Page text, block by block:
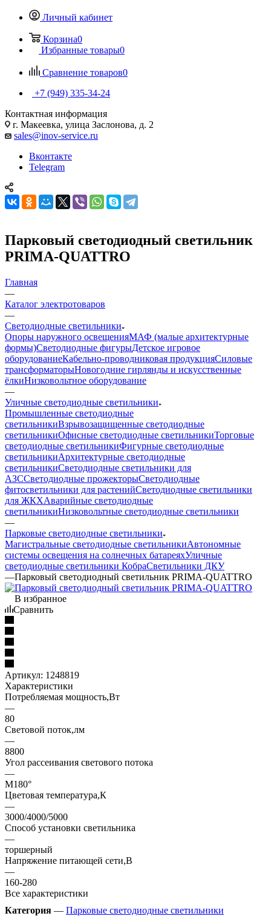
Личный кабинет
Корзина0
Избранные товары0
Сравнение товаров0
+7 (949) 335-34-24
Контактная информация
г. Макеевка, улица Заслонова, д. 2
sales@inov-service.ru
Вконтакте
Telegram
Парковый светодиодный светильник
PRIMA-QUATTRO
Главная
—
Каталог электротоваров
—
Светодиодные светильники
Опоры наружного освещенияМАФ (малые архитектурные
формы)Светодиодные фигурыДетское игровое
оборудованиеКабельно-проводниковая продукцияСиловые
трансформаторыНовогодние гирлянды и искусственные
ёлкиНизковольтное оборудование
—
Уличные светодиодные светильники
Промышленные светодиодные
светильникиВзрывозащищенные светодиодные
светильникиОфисные светодиодные светильникиТорговые
светодиодные светильникиФигурные светодиодные
светильникиАрхитектурные светодиодные
светильникиСветодиодные светильники для
АЗССветодиодные прожекторыСветодиодные
фитосветильники для растенийСветодиодные светильники
для ЖКХАварийные светодиодные
светильникиНизковольтные светодиодные светильники
—
Парковые светодиодные светильники
Магистральные светодиодные светильникиАвтономные
системы освещения на солнечных батареяхУличные
светодиодные светильники КобраСветильники ДКУ
—Парковый светодиодный светильник PRIMA-QUATTRO
В избранное
Сравнить
Артикул: 1248819
Характеристики
Потребляемая мощность,Вт
—
80
Световой поток,лм
—
8800
Угол рассеивания светового потока
—
М180°
Цветовая температура,К
—
3000/4000/5000
Способ установки светильника
—
торшерный
Напряжение питающей сети,В
—
160-280
Все характеристики
Категория — Парковые светодиодные светильники